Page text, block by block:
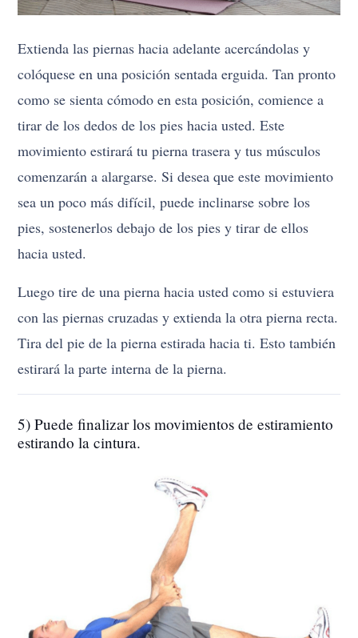
Extienda las piernas hacia adelante acercándolas y
colóquese en una posición sentada erguida. Tan pronto
como se sienta cómodo en esta posición, comience a
tirar de los dedos de los pies hacia usted. Este
movimiento estirará tu pierna trasera y tus músculos
comenzarán a alargarse. Si desea que este movimiento
sea un poco más difícil, puede inclinarse sobre los
pies, sostenerlos debajo de los pies y tirar de ellos
hacia usted.
Luego tire de una pierna hacia usted como si estuviera
con las piernas cruzadas y extienda la otra pierna recta.
Tira del pie de la pierna estirada hacia ti. Esto también
estirará la parte interna de la pierna.
5) Puede finalizar los movimientos de estiramiento
estirando la cintura.